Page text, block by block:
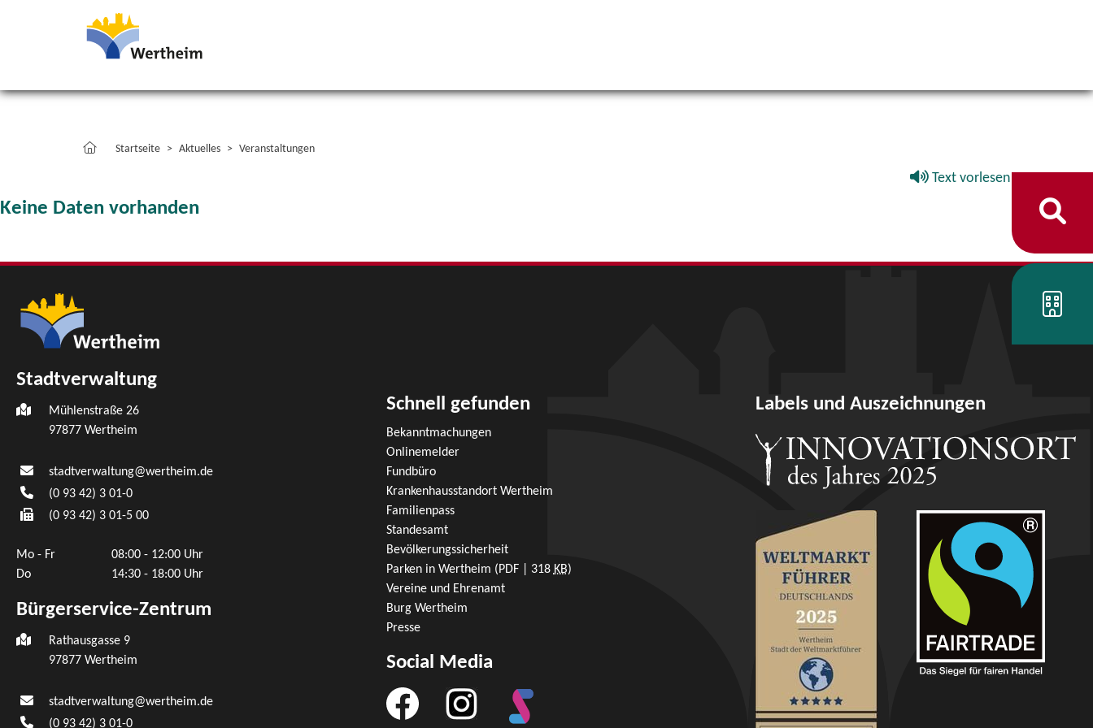
Startseite Aktuelles Veranstaltungen
Text vorlesen
Keine Daten vorhanden
Stadtverwaltung
Mühlenstraße 26
97877 Wertheim
stadtverwaltung@wertheim.de
(0 93 42) 3 01-0
(0 93 42) 3 01-5 00
Mo - Fr
08:00 - 12:00 Uhr
Do
14:30 - 18:00 Uhr
Bürgerservice-Zentrum
Rathausgasse 9
97877 Wertheim
stadtverwaltung@wertheim.de
(0 93 42) 3 01-0
Schnell gefunden
Bekanntmachungen
Onlinemelder
Fundbüro
Krankenhausstandort Wertheim
Familienpass
Standesamt
Bevölkerungssicherheit
Parken in Wertheim (PDF | 318 KB)
Vereine und Ehrenamt
Burg Wertheim
Presse
Social Media
Labels und Auszeichnungen